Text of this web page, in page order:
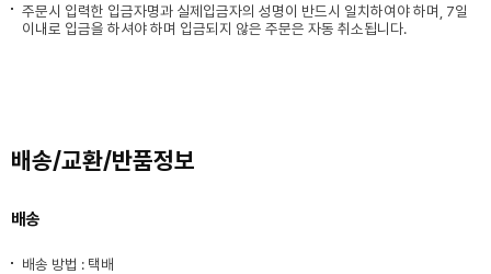
주문시 입력한 입금자명과 실제입금자의 성명이 반드시 일치하여야 하며, 7일
이내로 입금을 하셔야 하며 입금되지 않은 주문은 자동 취소됩니다.
배송/교환/반품정보
배송
배송 방법 : 택배